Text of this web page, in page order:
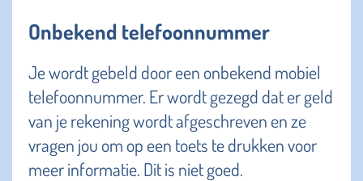
Onbekend telefoonnummer
Je wordt gebeld door een onbekend mobiel
telefoonnummer. Er wordt gezegd dat er geld
van je rekening wordt afgeschreven en ze
vragen jou om op een toets te drukken voor
meer informatie. Dit is niet goed.